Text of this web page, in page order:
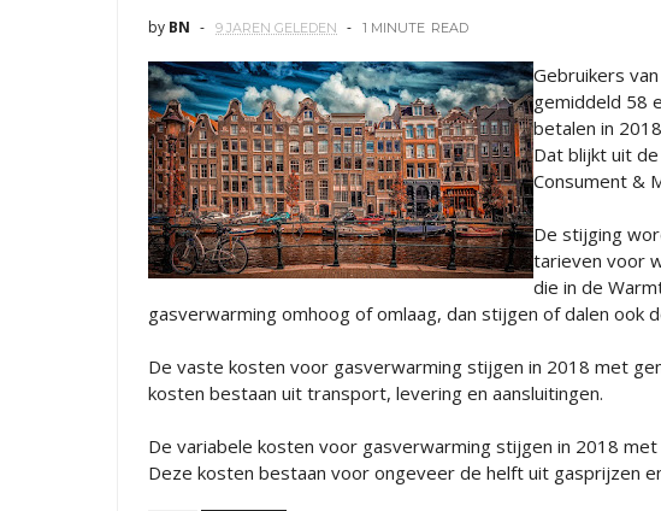
by BN 9 JAREN GELEDEN 1 MINUTE READ
Gebruikers
gemiddeld 58
betalen in
Dat blijkt uit
Consument &
De stijging
tarieven voor
die in de
gasverwarming omhoog of omlaag, dan stijgen of dalen ook
De vaste kosten voor gasverwarming stijgen in 2018 met
kosten bestaan uit transport, levering en aansluitingen.
De variabele kosten voor gasverwarming stijgen in 2018
Deze kosten bestaan voor ongeveer de helft uit gasprijzen